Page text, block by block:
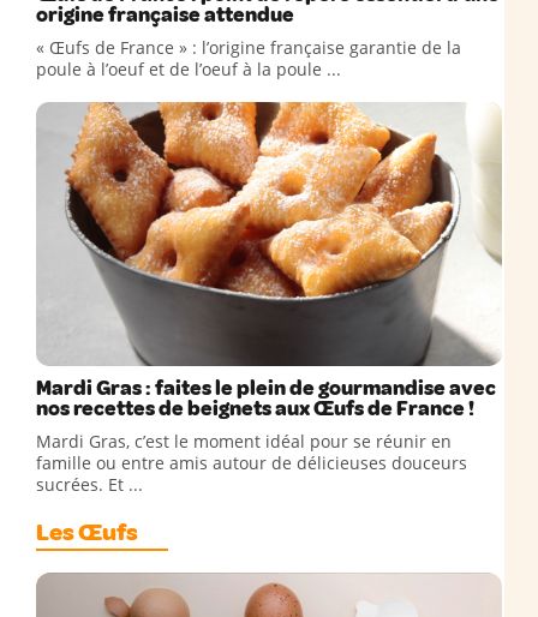
origine française attendue
« Œufs de France » : l’origine française garantie de la
poule à l’oeuf et de l’oeuf à la poule ...
Mardi Gras : faites le plein de gourmandise avec
nos recettes de beignets aux Œufs de France !
Mardi Gras, c’est le moment idéal pour se réunir en
famille ou entre amis autour de délicieuses douceurs
sucrées. Et ...
Les Œufs